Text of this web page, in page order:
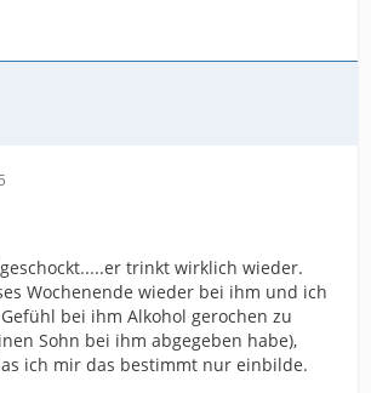
trinkt wirklich wieder.
Wochenende wieder bei ihm und ich
bei ihm Alkohol gerochen zu
Sohn bei ihm abgegeben habe),
ich mir das bestimmt nur einbilde.